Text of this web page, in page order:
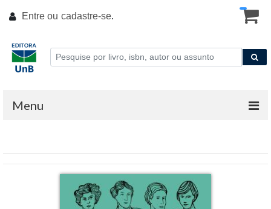
Entre ou cadastre-se.
Menu